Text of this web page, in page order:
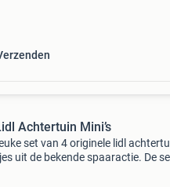
Achtertuin Mini’s
set van 4 originele lidl
uit de bekende spaaractie. De